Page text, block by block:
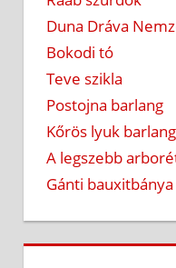
Duna Dráva
Bokodi tó
Teve szikla
Postojna barlang
Kőrös lyuk barlang
A legszebb
Gánti